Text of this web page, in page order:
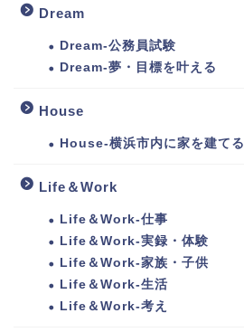
Dream
Dream-公務員試験
Dream-夢・目標を叶える
House
House-横浜市内に家を建てる
Life＆Work
Life＆Work-仕事
Life＆Work-実録・体験
Life＆Work-家族・子供
Life＆Work-生活
Life＆Work-考え